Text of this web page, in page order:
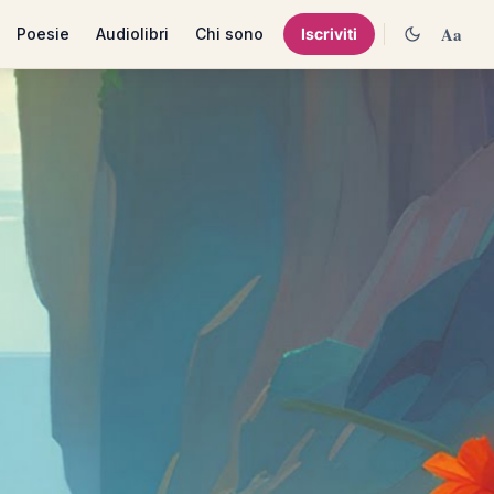
Poesie Audiolibri Chi sono Iscriviti Aa